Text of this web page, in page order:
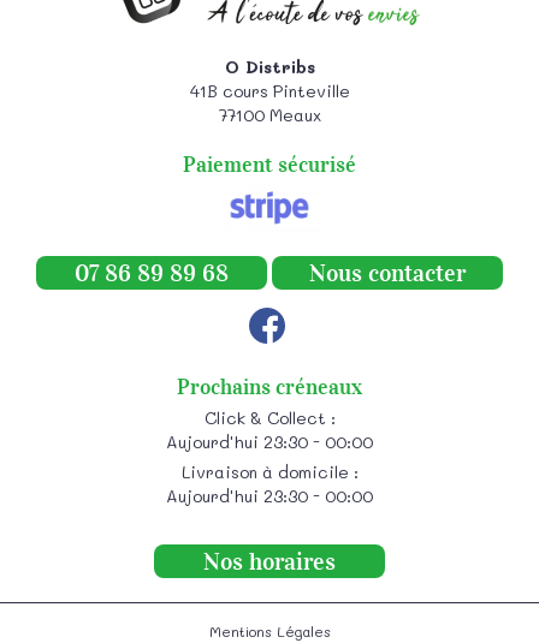
O Distribs
41B cours Pinteville
77100 Meaux
Paiement sécurisé
07 86 89 89 68 Nous contacter
Prochains créneaux
Click & Collect :
Aujourd'hui 23:30 - 00:00
Livraison à domicile :
Aujourd'hui 23:30 - 00:00
Nos horaires
Mentions Légales